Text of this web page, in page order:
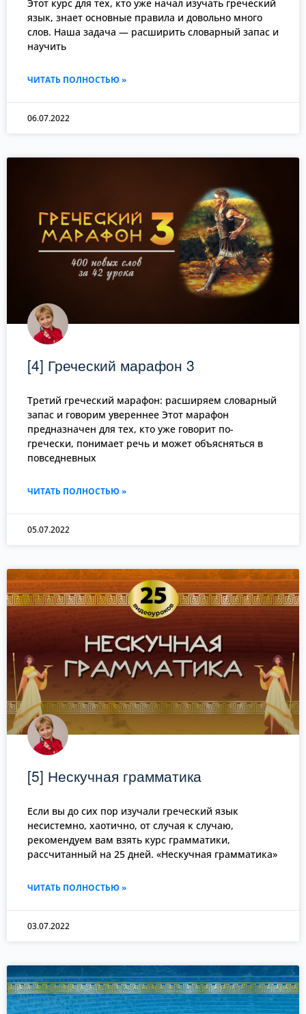
Этот курс для тех, кто уже начал изучать греческий
язык, знает основные правила и довольно много
слов. Наша задача — расширить словарный запас и
научить
ЧИТАТЬ ПОЛНОСТЬЮ »
06.07.2022
[4] Греческий марафон 3
Третий греческий марафон: расширяем словарный
запас и говорим увереннее Этот марафон
предназначен для тех, кто уже говорит по-
гречески, понимает речь и может объясняться в
повседневных
ЧИТАТЬ ПОЛНОСТЬЮ »
05.07.2022
[5] Нескучная грамматика
Если вы до сих пор изучали греческий язык
несистемно, хаотично, от случая к случаю,
рекомендуем вам взять курс грамматики,
рассчитанный на 25 дней. «Нескучная грамматика»
ЧИТАТЬ ПОЛНОСТЬЮ »
03.07.2022